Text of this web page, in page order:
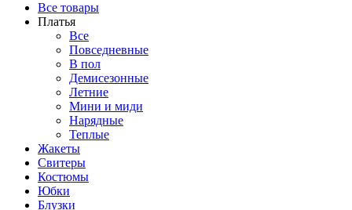
Все товары
Платья
Все
Повседневные
В пол
Демисезонные
Летние
Мини и миди
Нарядные
Теплые
Жакеты
Свитеры
Костюмы
Юбки
Блузки